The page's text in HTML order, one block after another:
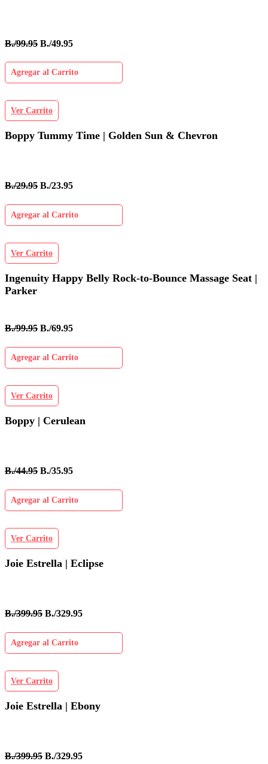
B./99.95 B./49.95
Agregar al Carrito
Ver Carrito
Boppy Tummy Time | Golden Sun & Chevron
B./29.95 B./23.95
Agregar al Carrito
Ver Carrito
Ingenuity Happy Belly Rock-to-Bounce Massage Seat |
Parker
B./99.95 B./69.95
Agregar al Carrito
Ver Carrito
Boppy | Cerulean
B./44.95 B./35.95
Agregar al Carrito
Ver Carrito
Joie Estrella | Eclipse
B./399.95 B./329.95
Agregar al Carrito
Ver Carrito
Joie Estrella | Ebony
B./399.95 B./329.95